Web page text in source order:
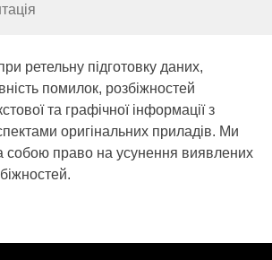
ретельну підготовку даних,
помилок, розбіжностей
та графічної інформації з
оригінальних приладів. Ми
собою право на усунення виявлених